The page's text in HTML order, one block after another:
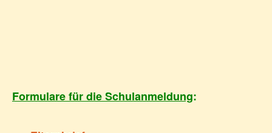
Formulare für die Schulanmeldung: